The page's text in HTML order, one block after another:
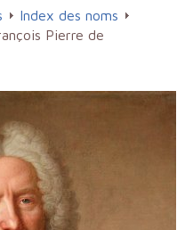
Index des noms
Pierre de